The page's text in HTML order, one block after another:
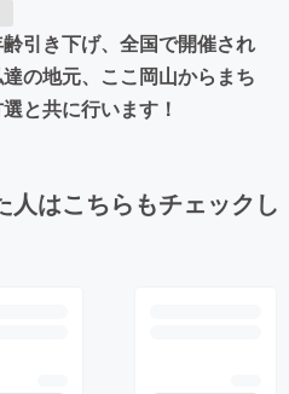
引き下げ、全国で開催され
の地元、ここ岡山からまち
と共に行います！
人はこちらもチェックし